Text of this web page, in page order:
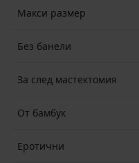
Макси размер
Без банели
За след мастектомия
От бамбук
Еротични